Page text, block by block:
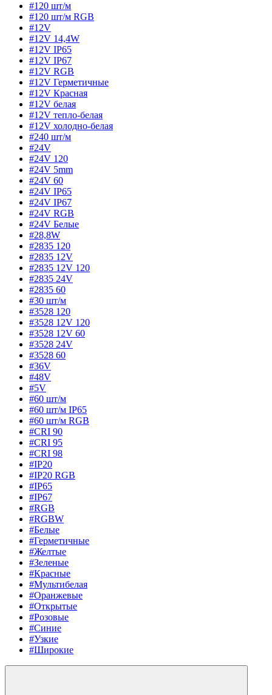
#120 шт/м
#120 шт/м RGB
#12V
#12V 14,4W
#12V IP65
#12V IP67
#12V RGB
#12V Герметичные
#12V Красная
#12V белая
#12V тепло-белая
#12V холодно-белая
#240 шт/м
#24V
#24V 120
#24V 5mm
#24V 60
#24V IP65
#24V IP67
#24V RGB
#24V Белые
#28,8W
#2835 120
#2835 12V
#2835 12V 120
#2835 24V
#2835 60
#30 шт/м
#3528 120
#3528 12V 120
#3528 12V 60
#3528 24V
#3528 60
#36V
#48V
#5V
#60 шт/м
#60 шт/м IP65
#60 шт/м RGB
#CRI 90
#CRI 95
#CRI 98
#IP20
#IP20 RGB
#IP65
#IP67
#RGB
#RGBW
#Белые
#Герметичные
#Желтые
#Зеленые
#Красные
#Мультибелая
#Оранжевые
#Открытые
#Розовые
#Синие
#Узкие
#Широкие